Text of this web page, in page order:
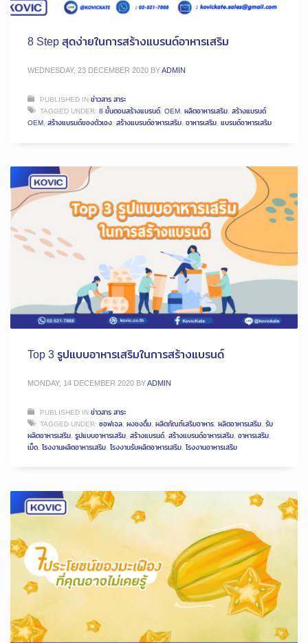
8 Step สุดง่ายในการสร้างแบรนด์อาหารเสริม
WEDNESDAY, 23 DECEMBER 2020 BYADMIN
PUBLISHED INข่าวสาร สาระ
TAGGED UNDER: 8 ขั้นตอนสร้างแบรนด์, OEM, ผลิตอาหารเสริม, สร้างแบรนด์
OEM, สร้างแบรนด์ของตัวเอง, สร้างแบรนด์อาหารเสริม, อาหารเสริม, แบรนด์อาหารเสริม
Top 3 รูปแบบอาหารเสริมในการสร้างแบรนด์
MONDAY, 14 DECEMBER 2020 BYADMIN
PUBLISHED INข่าวสาร สาระ
TAGGED UNDER: ซอฟเจล, ผงชงดื่ม, ผลิตภัณฑ์เสริมอาหาร, ผลิตอาหารเสริม, รับ
ผลิตอาหารเสริม, รูปแบบอาหารเสริม, สร้างแบรนด์, สร้างแบรนด์อาหารเสริม, อาหารเสริม,
เม็ด, โรงงานผลิตอาหารเสริม, โรงงานรับผลิตอาหารเสริม, โรงงานอาหารเสริม